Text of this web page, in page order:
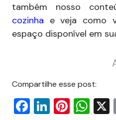
também nosso
cozinha e veja como
espaço disponível em
Compartilhe esse post:
F Li Pi W